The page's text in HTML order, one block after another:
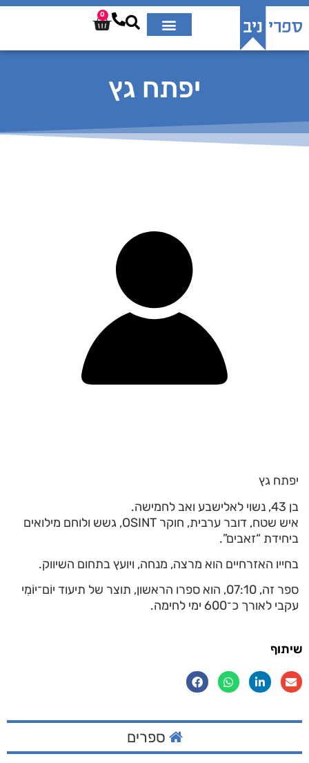
0
יפתח גץ
יפתח גץ
בן 43, נשוי לאלישבע ואב לחמישה.
איש שטח, דובר ערבית, חוקר OSINT, גשש ולוחם מילואים
ביחידת “זאבים”.
בחייו האזרחיים הוא מרצה, מנחה, ויועץ בתחום השיווק.
ספר זה, 07:10, הוא ספרו הראשון, תוצר של תיעוד יוֹם־יוֹמִי
עקבי לאורך כ־600 ימי לחימה.
שיתוף
ספרים